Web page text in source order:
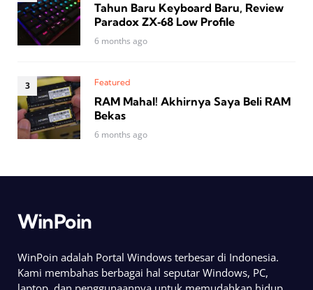
Tahun Baru Keyboard Baru, Review
Paradox ZX‑68 Low Profile
6 months ago
Featured
RAM Mahal! Akhirnya Saya Beli RAM
Bekas
6 months ago
WinPoin
WinPoin adalah Portal Windows terbesar di Indonesia.
Kami membahas berbagai hal seputar Windows, PC,